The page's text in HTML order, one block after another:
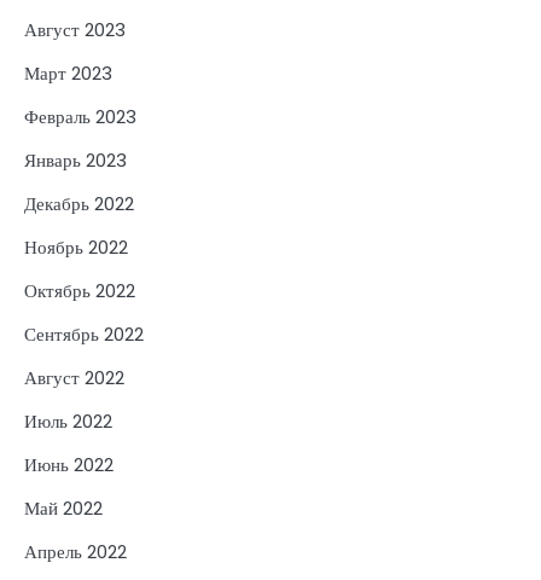
Август 2023
Март 2023
Февраль 2023
Январь 2023
Декабрь 2022
Ноябрь 2022
Октябрь 2022
Сентябрь 2022
Август 2022
Июль 2022
Июнь 2022
Май 2022
Апрель 2022